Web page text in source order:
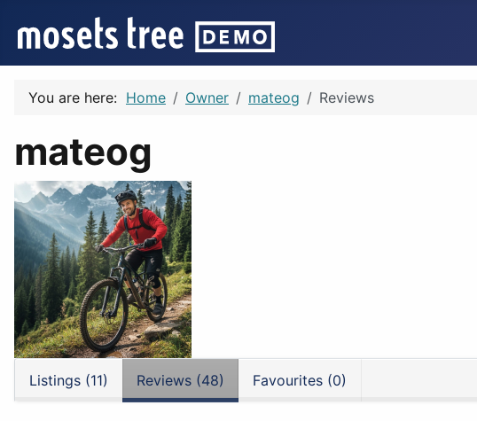
You are here: Home Owner mateog Reviews
mateog
Listings (11) Reviews (48) Favourites (0)